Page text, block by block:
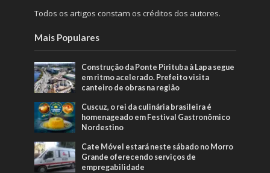
Todos os artigos constam os créditos dos autores.
Mais Populares
Construção da Ponte Pirituba à Lapa segue
em ritmo acelerado. Prefeito visita
canteiro de obras na região
Cuscuz, o rei da culinária brasileira é
homenageado em Festival Gastronômico
Nordestino
Cate Móvel estará neste sábado no Morro
Grande oferecendo serviços de
empregabilidade